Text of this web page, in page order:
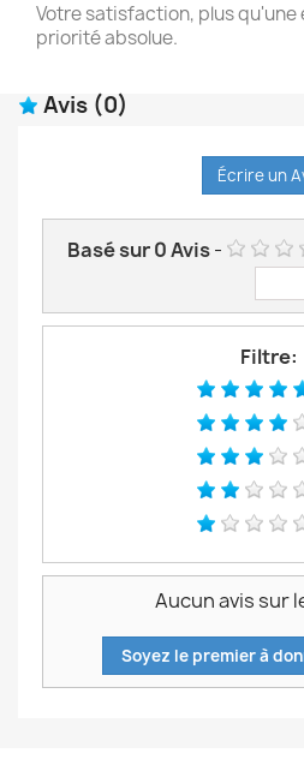
Votre satisfaction, plus qu'une
priorité absolue.
Avis (0)
Écrire un
Basé sur0Avis-
Filtre:
Aucun avis sur
Soyez le premier à